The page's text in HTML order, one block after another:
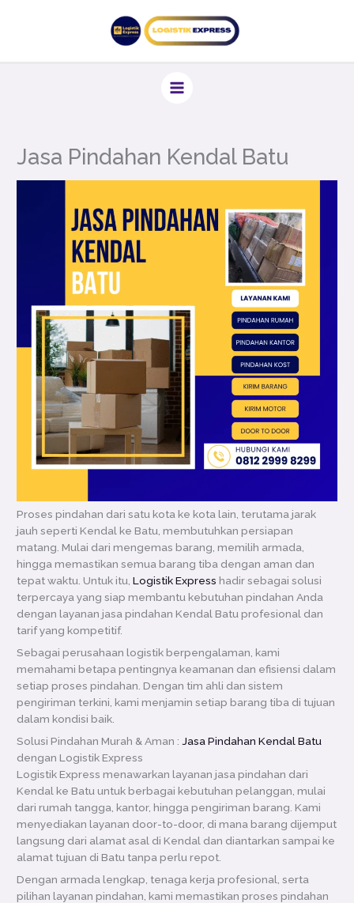
Jasa Pindahan Kendal Batu
Proses pindahan dari satu kota ke kota lain, terutama jarak
jauh seperti Kendal ke Batu, membutuhkan persiapan
matang. Mulai dari mengemas barang, memilih armada,
hingga memastikan semua barang tiba dengan aman dan
tepat waktu. Untuk itu,Logistik Express hadir sebagai solusi
terpercaya yang siap membantu kebutuhan pindahan Anda
dengan layanan jasa pindahan Kendal Batu profesional dan
tarif yang kompetitif.
Sebagai perusahaan logistik berpengalaman, kami
memahami betapa pentingnya keamanan dan efisiensi dalam
setiap proses pindahan. Dengan tim ahli dan sistem
pengiriman terkini, kami menjamin setiap barang tiba di tujuan
dalam kondisi baik.
Solusi Pindahan Murah & Aman : Jasa Pindahan Kendal Batu
dengan Logistik Express
Logistik Express menawarkan layanan jasa pindahan dari
Kendal ke Batu untuk berbagai kebutuhan pelanggan, mulai
dari rumah tangga, kantor, hingga pengiriman barang. Kami
menyediakan layanan door-to-door, di mana barang dijemput
langsung dari alamat asal di Kendal dan diantarkan sampai ke
alamat tujuan di Batu tanpa perlu repot.
Dengan armada lengkap, tenaga kerja profesional, serta
pilihan layanan pindahan, kami memastikan proses pindahan